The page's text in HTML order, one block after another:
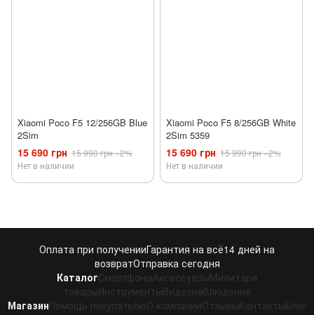
Xiaomi Poco F5 12/256GB Blue
2Sim
15 690 грн 15 990 грн−2%
Нет в наличии
Xiaomi Poco F5 8/256GB White
2Sim 5359
15 690 грн 15 990 грн−2%
Нет в наличии
Оплата при полученииГарантия на всё14 дней на
возвратОтправка сегодня
КаталогСмартфоныАксессуарыМилитари
товарыИнструментыВидеонаблюдение
МагазинПомощь покупателюО компанииОтзывыКонтактыБлог